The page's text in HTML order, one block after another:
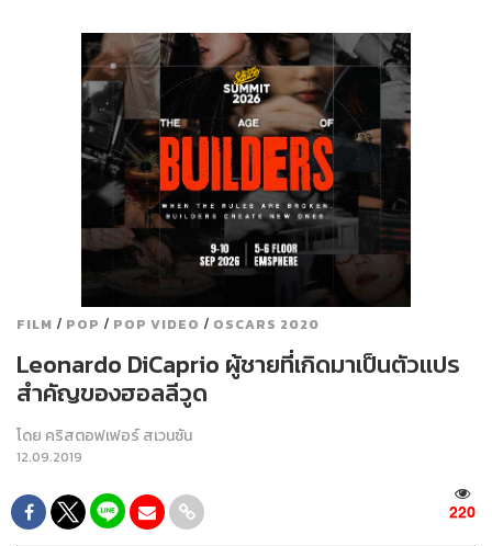
FILM / POP / POP VIDEO / OSCARS 2020
Leonardo DiCaprio ผู้ชายที่เกิดมาเป็นตัวแปร
สำคัญของฮอลลีวูด
โดย คริสตอฟเฟอร์ สเวนซัน
12.09.2019
220